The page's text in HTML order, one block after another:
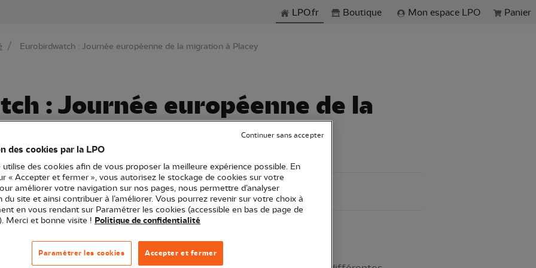
Aller à la rechercheLPO.fr Boutique Mon espace LPO Panier
Eurobirdwatch : Journée européenne de la migration à Placey
: Journée européenne de la
Bourgogne-Franche-Comté Sortie nature 25 - Doubs
LPO du canton d'Audeux)
des cookies par la LPO
utilise des cookies afin de vous proposer la meilleure expérience possible. En
« Accepter et fermer », vous autorisez le stockage de cookies sur votre
améliorer votre navigation sur nos pages, nous permettre d’analyser
du site et ainsi contribuer à l’améliorer. Vous pourrez revenir sur votre choix à
en vous rendant sur Paramétrer les cookies (accessible en bas de page de
Merci et bonne visite ! Politique de confidentialité
Accepter et fermer
Paramétrer les cookies
Continuer sans accepter